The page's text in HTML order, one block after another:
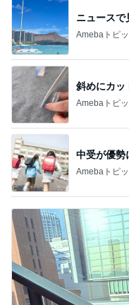
ニュースで
Amebaトピ
斜めにカッ
Amebaトピ
中受が優勢
Amebaトピ